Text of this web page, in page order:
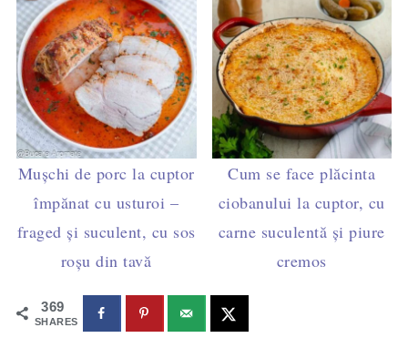
Mușchi de porc la cuptor
împănat cu usturoi –
fraged și suculent, cu sos
roșu din tavă
Cum se face plăcinta
ciobanului la cuptor, cu
carne suculentă și piure
cremos
369
SHARES